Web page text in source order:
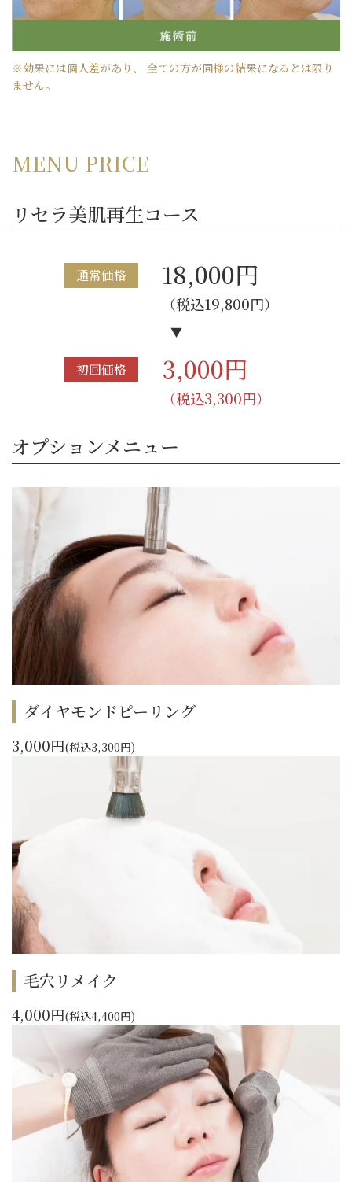
※効果には個人差があり、 全ての方が同様の結果になるとは限り
ません。
MENU PRICE
リセラ美肌再生コース
通常価格 18,000円
（税込19,800円）
初回価格 3,000円
（税込3,300円）
オプションメニュー
ダイヤモンドピーリング
3,000円(税込3,300円)
毛穴リメイク
4,000円(税込4,400円)